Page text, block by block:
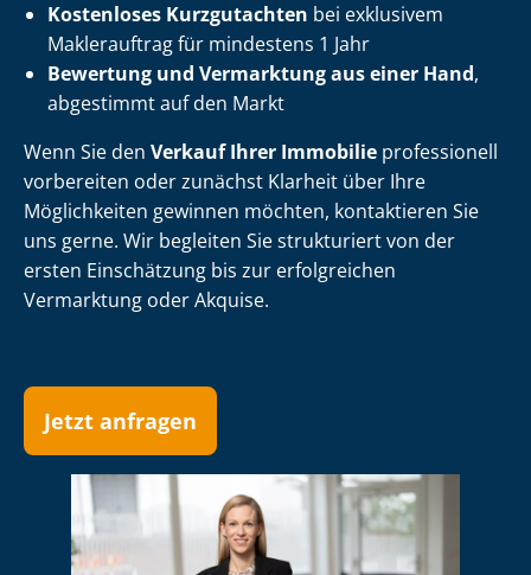
Kostenloses Kurzgutachten bei exklusivem
Maklerauftrag für mindestens 1 Jahr
Bewertung und Vermarktung aus einer Hand,
abgestimmt auf den Markt
Wenn Sie den Verkauf Ihrer Immobilie professionell
vorbereiten oder zunächst Klarheit über Ihre
Möglichkeiten gewinnen möchten, kontaktieren Sie
uns gerne. Wir begleiten Sie strukturiert von der
ersten Einschätzung bis zur erfolgreichen
Vermarktung oder Akquise.
Jetzt anfragen